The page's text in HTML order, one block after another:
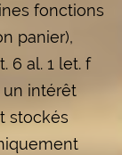
fonctions
panier),
6 al. 1 let. f
un intérêt
stockés